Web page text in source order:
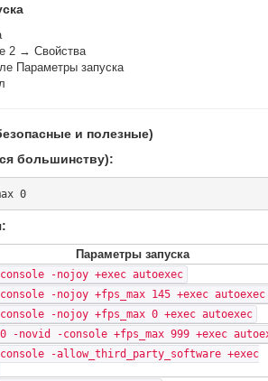
2 → Свойства
Параметры запуска
и полезные)
большинству):
-novid -console -nojoy +fps_max 0
Параметры запуска
-nojoy +exec autoexec
-nojoy +fps_max 145 +exec autoexec
-nojoy +fps_max 0 +exec autoexec
-novid -console +fps_max 999 +exec
-allow_third_party_software +exec